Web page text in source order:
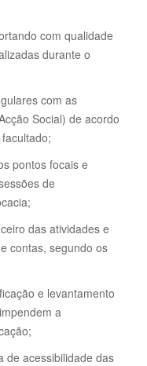
com qualidade
durante o
com as
Social) de acordo
pontos focais e
de
das atividades e
contas, segundo os
e levantamento
a
de acessibilidade das